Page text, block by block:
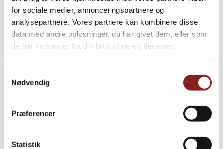
for sociale medier, annonceringspartnere og
analysepartnere. Vores partnere kan kombinere disse
data med andre oplysninger, du har givet dem, eller som
de har indsamlet fra din brug af deres tjenester.
Nødvendig
Præferencer
Statistik
PRODUKTE
Weitere Informationen